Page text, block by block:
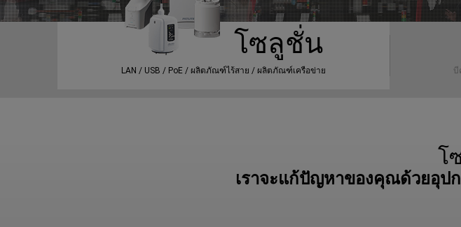
โซลูชั่น
LAN / USB / PoE / ผลิตภัณฑ์ไร้สาย / ผลิตภัณฑ์เครือข่าย บี
โ
เราจะแก้ปัญหาของคุณด้วยอุป